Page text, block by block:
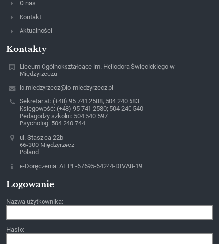
O nas
Kontakt
Aktualności
Kontakty
Liceum Ogólnokształcące im. Heliodora Święcickiego w
Międzyrzeczu
lo.miedzyrzecz@lo-miedzyrzecz.pl
Sekretariat: (+48) 95 741 2588, 504 240 583
Księgowość: (+48) 95 741 2580; 504 240 540
Pedagodzy szkolni: 504 540 597
Psycholog: 504 240 744
ul. Staszica 22b
66-300 Międzyrzecz
Poland
e-Doręczenia: AE:PL-67695-64244-DIVAB-19
Logowanie
Nazwa użytkownika:
Hasło: